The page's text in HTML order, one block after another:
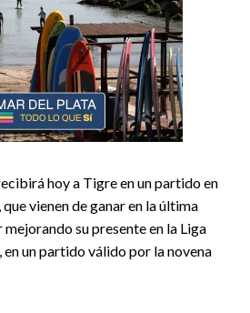
hoy a Tigre en un partido en
vienen de ganar en la última
su presente en la Liga
un partido válido por la novena